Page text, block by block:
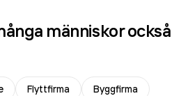
människor också
Flyttfirma
Byggfirma